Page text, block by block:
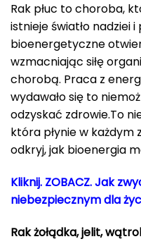
Rak płuc to choroba,
istnieje światło nadziei
bioenergetyczne
wzmacniając siłę
chorobą. Praca z
wydawało się to
odzyskać zdrowie.To
która płynie w każdym
odkryj, jak bioenergia
Kliknij. ZOBACZ. Jak
niebezpiecznym dla
Rak żołądka, jelit,